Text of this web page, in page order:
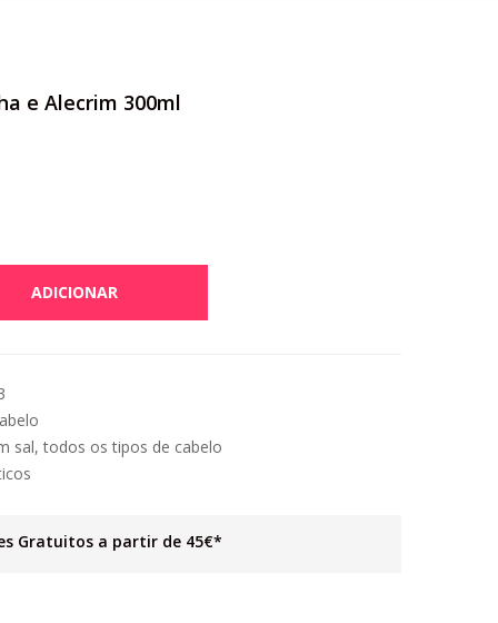
e Alecrim 300ml
ADICIONAR
sal,todos os tipos de cabelo
Gratuitos a partir de 45€*